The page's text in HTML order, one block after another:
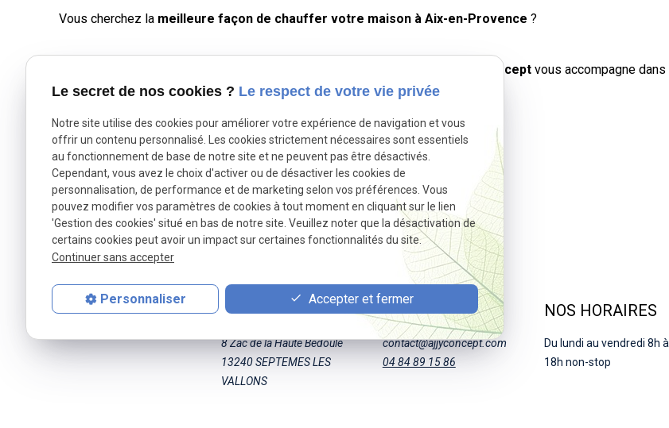
Vous cherchez la meilleure façon de chauffer votre maison à Aix-en-Provence ?
AJJY Concept vous accompagne dans
vos projets avec des solutions économiques, performantes et durables.
NOUS CONTACTER/ 04.91.09.55.80
X (formerly Twitter) est désactivé. Autoriser Facebook est désactivé. Autoriser
AJJY CONCEPT
8 Zac de la Haute Bedoule
13240 SEPTEMES LES
VALLONS
NOUS JOINDRE
contact@ajjyconcept.com
04 84 89 15 86
NOS HORAIRES
Du lundi au vendredi 8h à
18h non-stop
Le secret de nos cookies ? Le respect de votre vie privée
Notre site utilise des cookies pour améliorer votre expérience de navigation et vous
offrir un contenu personnalisé. Les cookies strictement nécessaires sont essentiels
au fonctionnement de base de notre site et ne peuvent pas être désactivés.
Cependant, vous avez le choix d'activer ou de désactiver les cookies de
personnalisation, de performance et de marketing selon vos préférences. Vous
pouvez modifier vos paramètres de cookies à tout moment en cliquant sur le lien
'Gestion des cookies' situé en bas de notre site. Veuillez noter que la désactivation de
certains cookies peut avoir un impact sur certaines fonctionnalités du site.
Continuer sans accepter
Personnaliser Accepter et fermer